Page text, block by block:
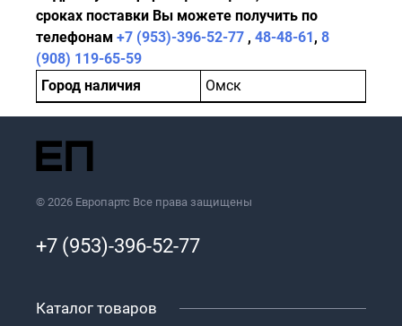
сроках поставки Вы можете получить по
телефонам +7 (953)-396-52-77 , 48-48-61, 8
(908) 119-65-59
Город наличия
Омск
© 2026 Европартс Все права защищены
+7 (953)-396-52-77
Каталог товаров